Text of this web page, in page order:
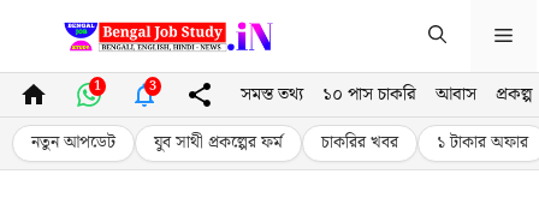
content
1 3 সমস্ত তথ্য ১০ পাস চাকরি আবাস প্রকল্প
নতুন আপডেট যুব সাথী প্রকল্পের ফর্ম চাকরির খবর ১ টাকার অফার